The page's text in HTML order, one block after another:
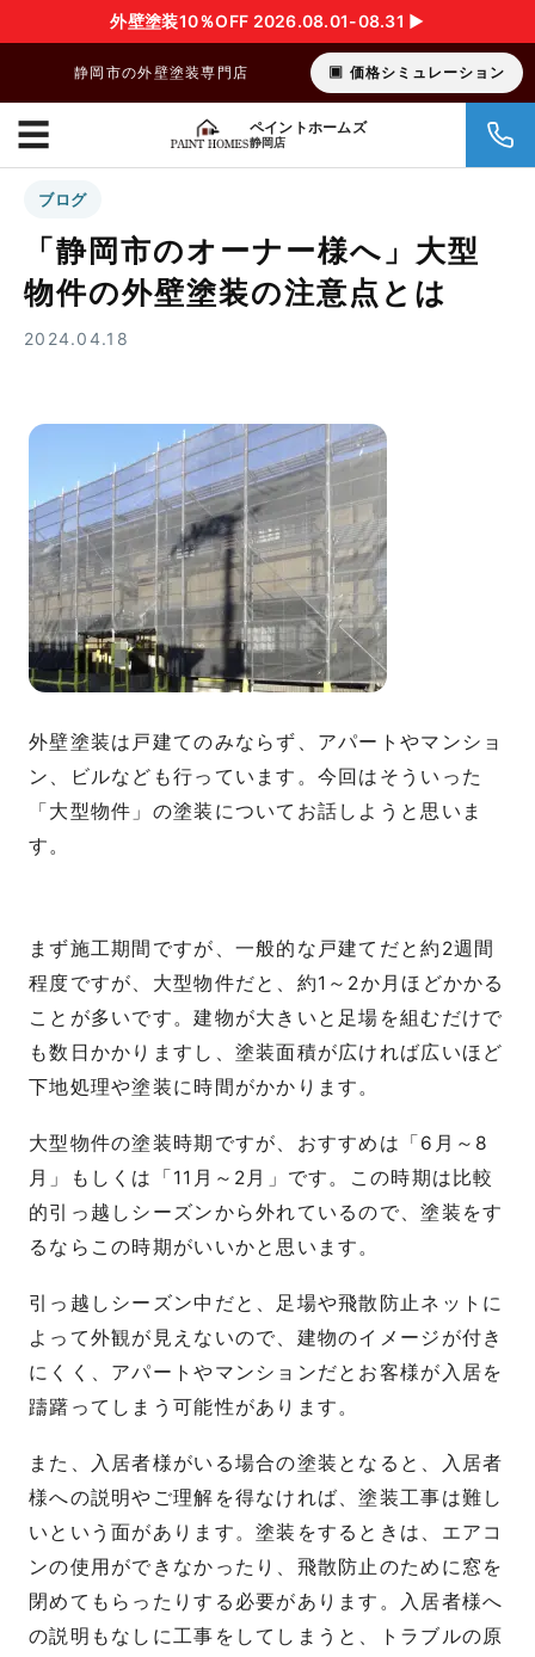
外壁塗装10％OFF 2026.08.01-08.31 ▶︎
静岡市の外壁塗装専門店 価格シミュレーション
ペイントホームズ
静岡店
☰
ブログ
「静岡市のオーナー様へ」大型
物件の外壁塗装の注意点とは
2024.04.18
外壁塗装は戸建てのみならず、アパートやマンショ
ン、ビルなども行っています。今回はそういった
「大型物件」の塗装についてお話しようと思いま
す。
まず施工期間ですが、一般的な戸建てだと約2週間
程度ですが、大型物件だと、約1～2か月ほどかかる
ことが多いです。建物が大きいと足場を組むだけで
も数日かかりますし、塗装面積が広ければ広いほど
下地処理や塗装に時間がかかります。
大型物件の塗装時期ですが、おすすめは「6月～8
月」もしくは「11月～2月」です。この時期は比較
的引っ越しシーズンから外れているので、塗装をす
るならこの時期がいいかと思います。
引っ越しシーズン中だと、足場や飛散防止ネットに
よって外観が見えないので、建物のイメージが付き
にくく、アパートやマンションだとお客様が入居を
躊躇ってしまう可能性があります。
また、入居者様がいる場合の塗装となると、入居者
様への説明やご理解を得なければ、塗装工事は難し
いという面があります。塗装をするときは、エアコ
ンの使用ができなかったり、飛散防止のために窓を
閉めてもらったりする必要があります。入居者様へ
の説明もなしに工事をしてしまうと、トラブルの原